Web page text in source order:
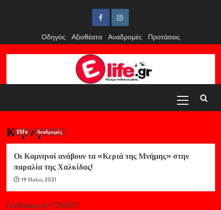
FacebookInstagram
Οδηγός
Αξιοθέατα Αναδρομές Προτάσεις
Menu
Κομνηνοι
Elife Αναδρομές
Οι Κομνηνοί ανάβουν τα «Κεριά της Μνήμης» στην
παραλία της Χαλκίδας!
19 Μαΐου, 2021
[soliloquy id="2558"]